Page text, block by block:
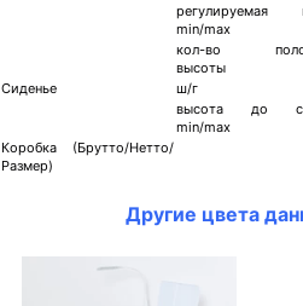
регулируемая
min/max
кол-во
высоты
Сиденье
ш/г
высота до
min/max
Коробка (Брутто/Нетто/
Размер)
Другие цвета